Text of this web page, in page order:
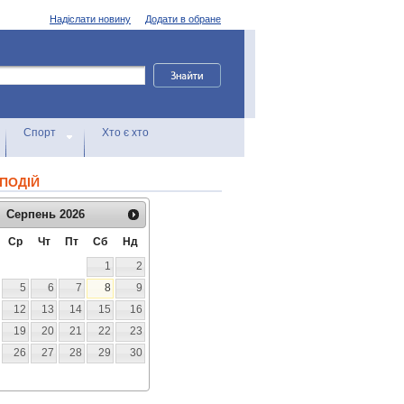
Додати в обране
Надіслати новину
Спорт Хто є хто
Серпень 2026
Ср Чт Пт Сб
Нд
1
2
5 6 7 8
9
12 13 14 15
16
19 20 21 22
23
26 27 28 29
30